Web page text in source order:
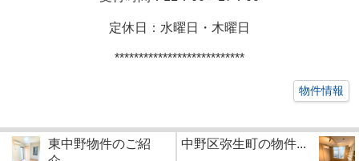
定休日：水曜日・木曜日
***************************
物件情報
東中野物件のご紹
中野区弥生町の物件...